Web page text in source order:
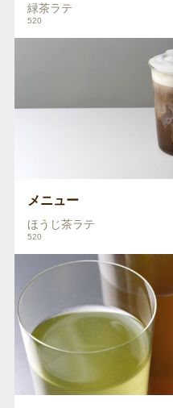
緑茶ラテ
520
メニュー
ほうじ茶ラテ
520